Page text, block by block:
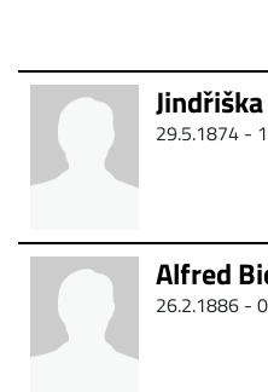
29.5.1874 -
Alfred
26.2.1886 -